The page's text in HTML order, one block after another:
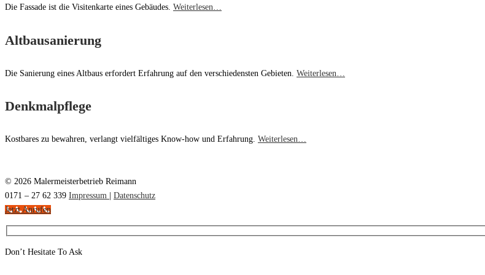
Die Fassade ist die Visitenkarte eines Gebäudes. Weiterlesen…
Altbausanierung
Die Sanierung eines Altbaus erfordert Erfahrung auf den verschiedensten Gebieten. Weiterlesen…
Denkmalpflege
Kostbares zu bewahren, verlangt vielfältiges Know-how und Erfahrung. Weiterlesen…
© 2026 Malermeisterbetrieb Reimann
0171 – 27 62 339 Impressum
Datenschutz
Jetzt Anrufen
Don’t Hesitate To Ask